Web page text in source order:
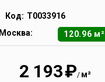
Код: Т0033916
Москва:
120.96 м²
2 193₽/ м²